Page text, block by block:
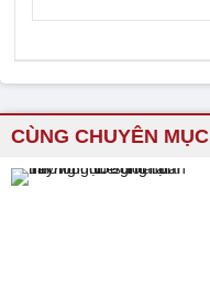
CÙNG CHUYÊN MỤC